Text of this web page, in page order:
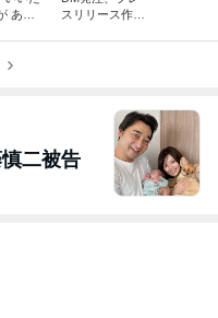
ある
11時
スリリース作製
二被告